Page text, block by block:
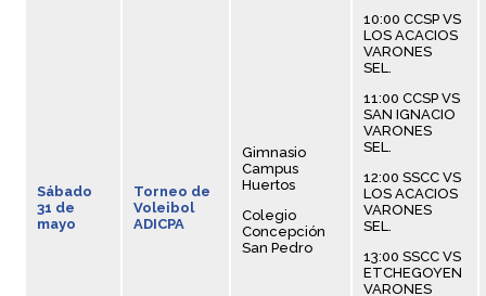
Sábado
31 de
mayo
Torneo de
Voleibol
ADICPA
Gimnasio
Campus
Huertos
Colegio
Concepción
San Pedro
10:00 CCSP VS
LOS ACACIOS
VARONES
SEL.
11:00 CCSP VS
SAN IGNACIO
VARONES
SEL.
12:00 SSCC VS
LOS ACACIOS
VARONES
SEL.
13:00 SSCC VS
ETCHEGOYEN
VARONES